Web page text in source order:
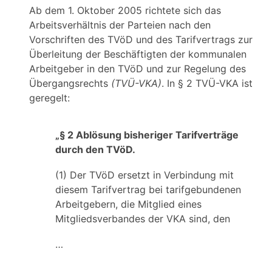
Ab dem 1. Oktober 2005 richtete sich das
Arbeitsverhältnis der Parteien nach den
Vorschriften des TVöD und des Tarifvertrags zur
Überleitung der Beschäftigten der kommunalen
Arbeitgeber in den TVöD und zur Regelung des
Übergangsrechts (TVÜ-VKA). In § 2 TVÜ-VKA ist
geregelt:
„§ 2 Ablösung bisheriger Tarifverträge
durch den TVöD.
(1) Der TVöD ersetzt in Verbindung mit
diesem Tarifvertrag bei tarifgebundenen
Arbeitgebern, die Mitglied eines
Mitgliedsverbandes der VKA sind, den
…